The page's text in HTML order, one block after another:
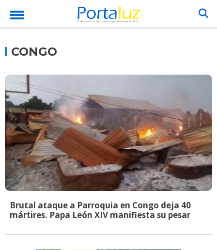
CONGO
Brutal ataque a Parroquia en Congo deja 40
mártires. Papa León XIV manifiesta su pesar